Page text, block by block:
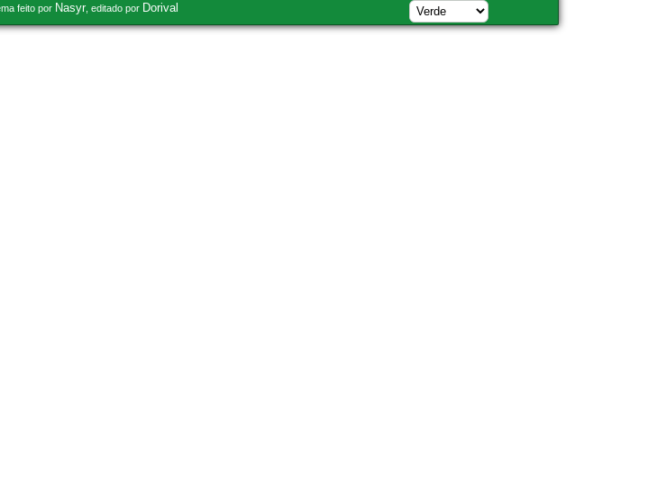
feito por Nasyr, editado por Dorival